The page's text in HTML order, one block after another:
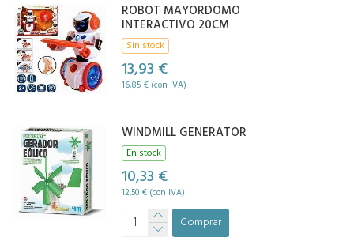
ROBOT MAYORDOMO
INTERACTIVO 20CM
Sin stock
13,93 €
16,85 € (con IVA)
WINDMILL GENERATOR
En stock
10,33 €
12,50 € (con IVA)
Comprar